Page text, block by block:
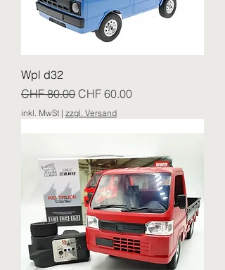
Wpl d32
Standardpreis
CHF 80.00 Sale-Preis
CHF 60.00
inkl. MwSt | zzgl. Versand